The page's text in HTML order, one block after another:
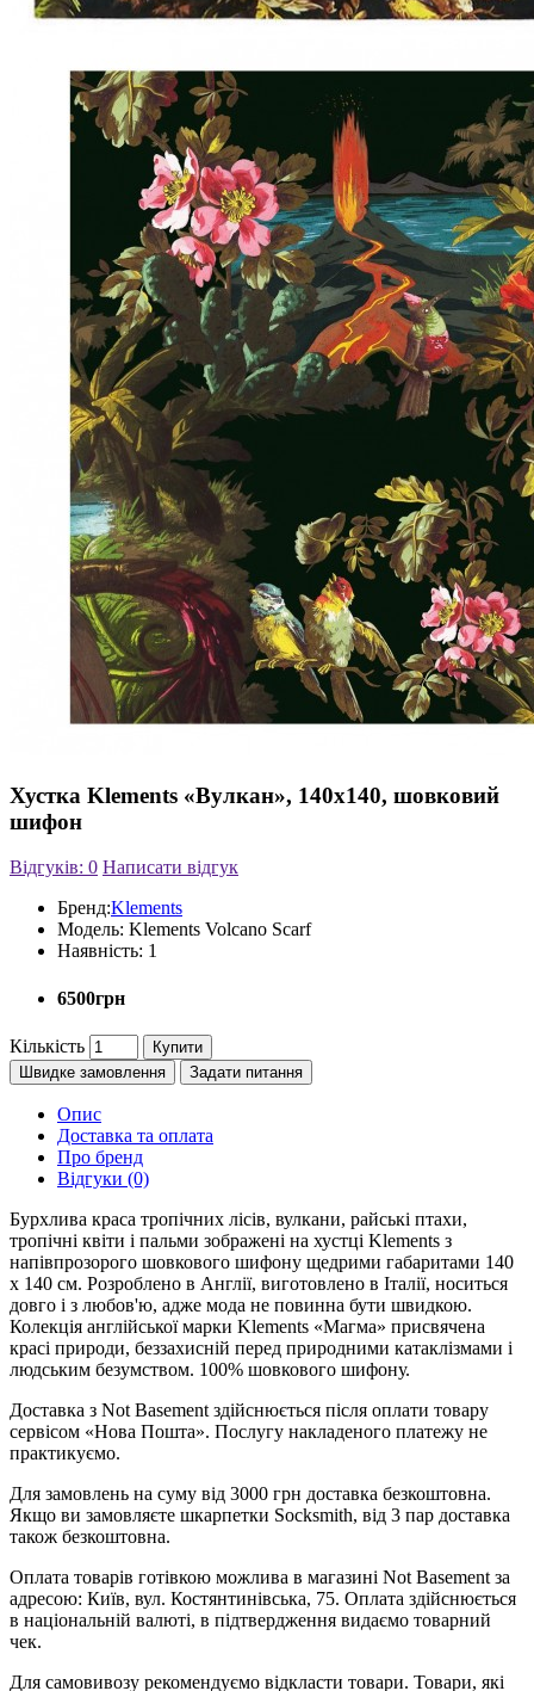
Хустка Klements «Вулкан», 140x140, шовковий
шифон
Відгуків: 0 Написати відгук
Бренд:Klements
Модель: Klements Volcano Scarf
Наявність: 1
6500грн
Кількість
Купити
Швидке замовлення
Задати питання
Опис
Доставка та оплата
Про бренд
Відгуки (0)
Бурхлива краса тропічних лісів, вулкани, райські птахи,
тропічні квіти і пальми зображені на хустці Klements з
напівпрозорого шовкового шифону щедрими габаритами 140
x 140 см. Розроблено в Англії, виготовлено в Італії, носиться
довго і з любов'ю, адже мода не повинна бути швидкою.
Колекція англійської марки Klements «Магма» присвячена
красі природи, беззахисній перед природними катаклізмами і
людським безумством. 100% шовкового шифону.
Доставка з Not Basement здійснюється після оплати товару
сервісом «Нова Пошта». Послугу накладеного платежу не
практикуємо.
Для замовлень на суму від 3000 грн доставка безкоштовна.
Якщо ви замовляєте шкарпетки Socksmith, від 3 пар доставка
також безкоштовна.
Оплата товарів готівкою можлива в магазині Not Basement за
адресою: Київ, вул. Костянтинівська, 75. Оплата здійснюється
в національній валюті, в підтвердження видаємо товарний
чек.
Для самовивозу рекомендуємо відкласти товари. Товари, які